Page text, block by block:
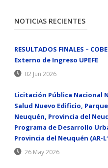
NOTICIAS RECIENTES
RESULTADOS FINALES –
Externo de Ingreso UPEFE
02 Jun 2026
Licitación Pública Nacional
Salud Nuevo Edificio,
Neuquén, Provincia del
Programa de Desarrollo
Provincia del Neuquén (AR-
26 May 2026